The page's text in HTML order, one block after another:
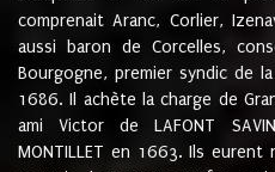
comprenait Aranc, Corlier,
aussi baron de Corcelles,
Bourgogne, premier syndic de
1686. Il achète la charge de
ami Victor de LAFONT
MONTILLET en 1663. Ils